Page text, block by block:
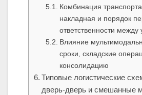
Комбинация
накладная и порядок
ответственности между
Влияние
сроки, складские
консолидацию
Типовые логистические
дверь‑дверь и смешанные